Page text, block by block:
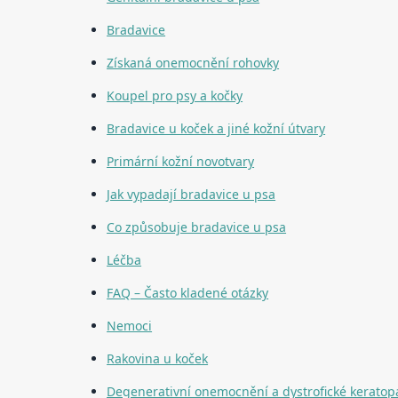
Bradavice
Získaná onemocnění rohovky
Koupel pro psy a kočky
Bradavice u koček a jiné kožní útvary
Primární kožní novotvary
Jak vypadají bradavice u psa
Co způsobuje bradavice u psa
Léčba
FAQ – Často kladené otázky
Nemoci
Rakovina u koček
Degenerativní onemocnění a dystrofické